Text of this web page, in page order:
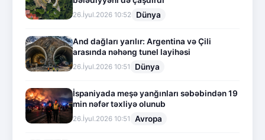
26.İyul.2026 10:52 Dünya
And dağları yarılır: Argentina və Çili
arasında nəhəng tunel layihəsi
26.İyul.2026 10:51 Dünya
İspaniyada meşə yanğınları səbəbindən 19
min nəfər təxliyə olunub
26.İyul.2026 10:51 Avropa